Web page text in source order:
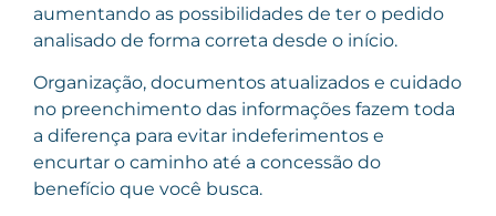
aumentando as possibilidades de ter o pedido
analisado de forma correta desde o início.
Organização, documentos atualizados e cuidado
no preenchimento das informações fazem toda
a diferença para evitar indeferimentos e
encurtar o caminho até a concessão do
benefício que você busca.